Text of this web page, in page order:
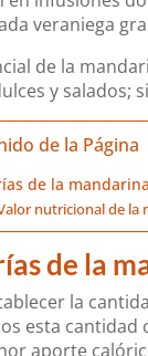
veraniega
de la
y salados;
de la Página
de la mandarina
nutricional de la
de la
la
esta cantidad
aporte